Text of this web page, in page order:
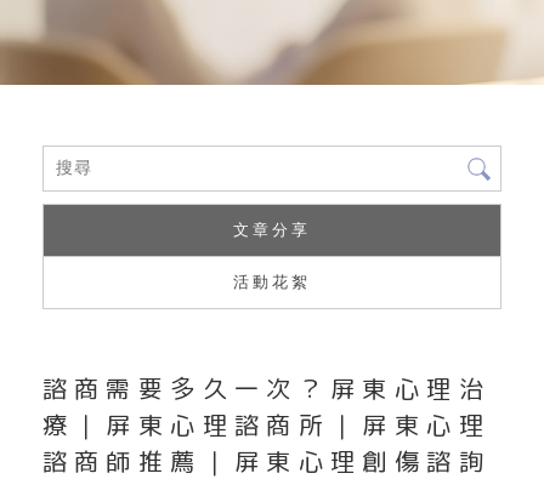
文章分享
活動花絮
諮商需要多久一次？屏東心理治
療｜屏東心理諮商所｜屏東心理
諮商師推薦｜屏東心理創傷諮詢